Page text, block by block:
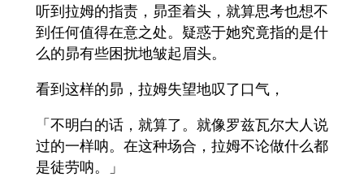
听到拉姆的指责，昴歪着头，就算思考也想不
到任何值得在意之处。疑惑于她究竟指的是什
么的昴有些困扰地皱起眉头。
看到这样的昴，拉姆失望地叹了口气，
「不明白的话，就算了。就像罗兹瓦尔大人说
过的一样呐。在这种场合，拉姆不论做什么都
是徒劳呐。」